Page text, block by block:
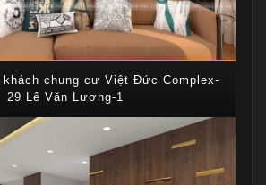
khách chung cư Việt Đức Complex-
29 Lê Văn Lương-1